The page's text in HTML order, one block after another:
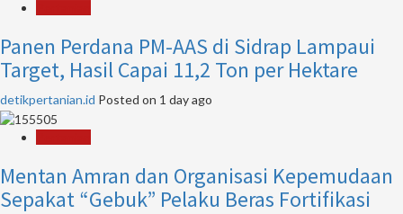
Panen Perdana PM-AAS di Sidrap Lampaui
Target, Hasil Capai 11,2 Ton per Hektare
detikpertanian.id Posted on 1 day ago
Mentan Amran dan Organisasi Kepemudaan
Sepakat “Gebuk” Pelaku Beras Fortifikasi